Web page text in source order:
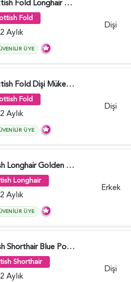
Scottish Fold Longhair Lilac Bi Color 2 Aylık - 5908
Fold
2 Aylık
ÜYE
Dişi
Scottish Fold Dişi Mükemmel Yavrumuz - 5909
Fold
2 Aylık
ÜYE
Dişi
British Longhair Golden Erkek Yavrumuz - 5910
Longhair
2 Aylık
ÜYE
Erkek
British Shorthair Blue Point Kızımız 2 Aylık - 5149
Shorthair
2 Aylık
Dişi